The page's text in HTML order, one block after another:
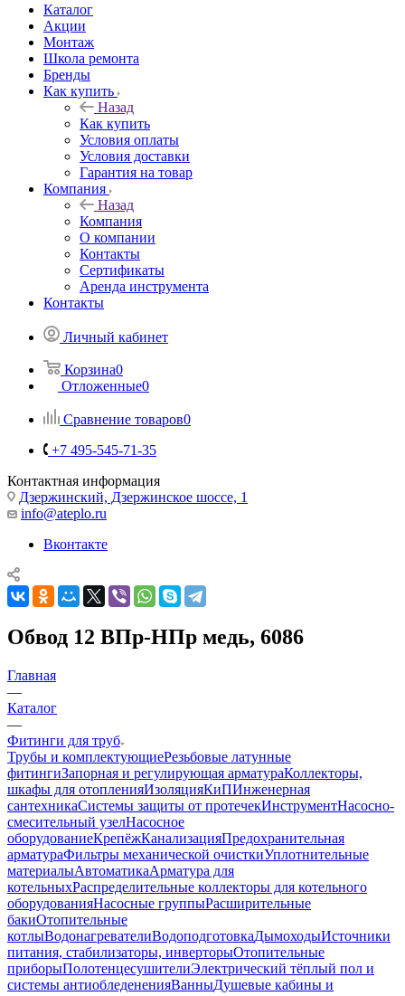
Каталог
Акции
Монтаж
Школа ремонта
Бренды
Как купить
Назад
Как купить
Условия оплаты
Условия доставки
Гарантия на товар
Компания
Назад
Компания
О компании
Контакты
Сертификаты
Аренда инструмента
Контакты
Личный кабинет
Корзина0
Отложенные0
Сравнение товаров0
+7 495-545-71-35
Контактная информация
Дзержинский, Дзержинское шоссе, 1
info@ateplo.ru
Вконтакте
Обвод 12 ВПр-НПр медь, 6086
Главная
—
Каталог
—
Фитинги для труб
Трубы и комплектующиеРезьбовые латунные
фитингиЗапорная и регулирующая арматураКоллекторы,
шкафы для отопленияИзоляцияКиПИнженерная
сантехникаСистемы защиты от протечекИнструментНасосно-
смесительный узелНасосное
оборудованиеКрепёжКанализацияПредохранительная
арматураФильтры механической очисткиУплотнительные
материалыАвтоматикаАрматура для
котельныхРаспределительные коллекторы для котельного
оборудованияНасосные группыРасширительные
бакиОтопительные
котлыВодонагревателиВодоподготовкаДымоходыИсточники
питания, стабилизаторы, инверторыОтопительные
приборыПолотенцесушителиЭлектрический тёплый пол и
системы антиобледененияВанныДушевые кабины и